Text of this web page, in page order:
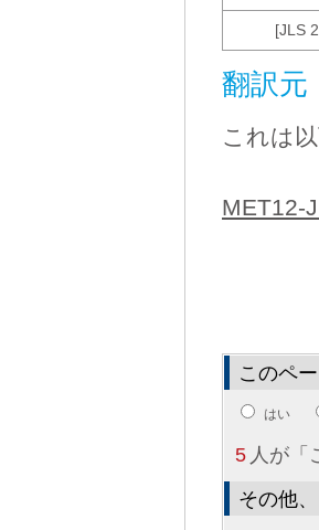
[JLS
翻訳元
これは
MET12-
このペ
はい
5 人が「
その他